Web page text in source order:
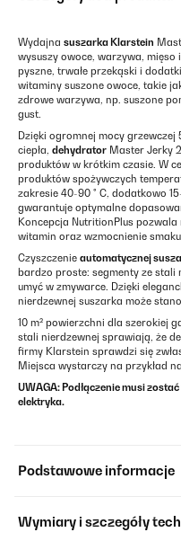
Wydajna suszarka Klarstein
wysuszy owoce, warzywa,
pyszne, trwałe przekąski i
witaminy suszone owoce, takie
zdrowe warzywa, np. suszone
gust.
Dzięki ogromnej mocy
ciepła, dehydrator Master Jerky
produktów w krótkim czasie. W
produktów spożywczych
zakresie 40-90 ° C, dodatkowo
gwarantuje optymalne
Koncepcja NutritionPlus
witamin oraz wzmocnienie
Czyszczenie automatycznej
bardzo proste: segmenty ze stali
umyć w zmywarce. Dzięki
nierdzewnej suszarka może
10 m² powierzchni dla szerokiej
stali nierdzewnej sprawiają, że
firmy Klarstein sprawdzi się
Miejsca wystarczy na przykład
UWAGA: Podłączenie musi
elektryka.
Podstawowe informacje
Wymiary i szczegóły